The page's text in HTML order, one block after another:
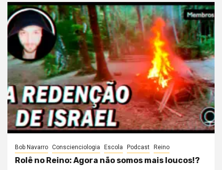
Bob Navarro Conscienciologia Escola Podcast Reino
Rolê no Reino: Agora não somos mais loucos!?